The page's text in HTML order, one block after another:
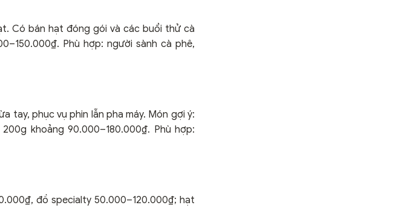
Có bán hạt đóng gói và các buổi thử cà
Phù hợp: người sành cà phê,
tay, phục vụ phin lẫn pha máy. Món gợi ý:
khoảng 90.000–180.000₫. Phù hợp:
đồ specialty 50.000–120.000₫; hạt